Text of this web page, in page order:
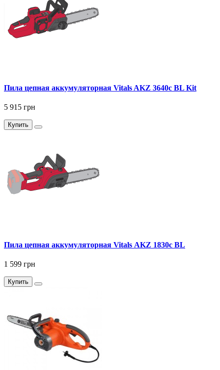
Пила цепная аккумуляторная Vitals AKZ 3640c BL Kit
5 915 грн
Купить
Пила цепная аккумуляторная Vitals AKZ 1830c BL
1 599 грн
Купить